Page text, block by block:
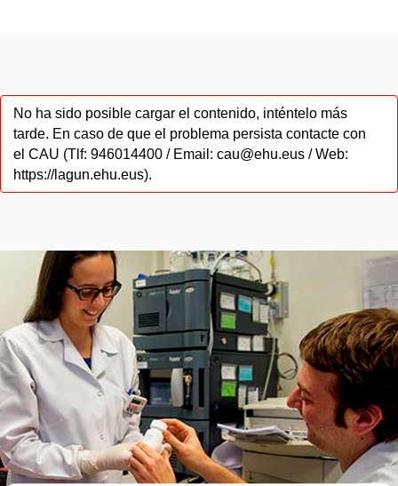
No ha sido posible cargar el contenido, inténtelo más
tarde. En caso de que el problema persista contacte con
el CAU (Tlf: 946014400 / Email: cau@ehu.eus / Web:
https://lagun.ehu.eus).